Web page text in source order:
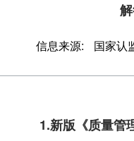
信息来源: 国家认
1.新版《质量管